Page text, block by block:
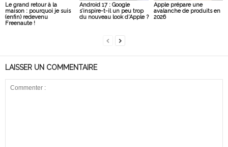
Le grand retour à la
maison : pourquoi je suis
(enfin) redevenu
Freenaute !
Android 17 : Google
s’inspire-t-il un peu trop
du nouveau look d’Apple ?
Apple prépare une
avalanche de produits en
2026
LAISSER UN COMMENTAIRE